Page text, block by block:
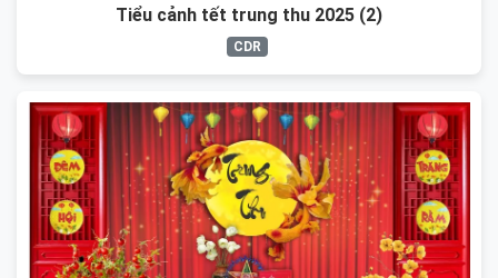
Tiểu cảnh tết trung thu 2025 (2)
CDR